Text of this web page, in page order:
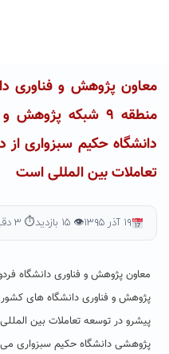
معاون پژوهش و فناوری
منطقه ۹ شبکه
دانشگاه حکیم سبزواری
تعاملات بین المللی است
۱۹ آذر ۱۳۹۵ 👁 ۱۵ بازدید ⏱ ۳ دقیقه مطالعه
پژوهش و فناوری دانشگاه های
پیشرو در توسعه تعاملات بین
پژوهشی دانشگاه حکیم سبزواری می